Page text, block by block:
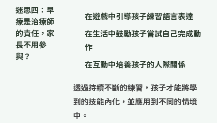
迷思四：早
療是治療師
的責任，家
長不用參
與？
在遊戲中引導孩子練習語言表達
在生活中鼓勵孩子嘗試自己完成動
作
在互動中培養孩子的人際關係
透過持續不斷的練習，孩子才能將學
到的技能內化，並應用到不同的情境
中。